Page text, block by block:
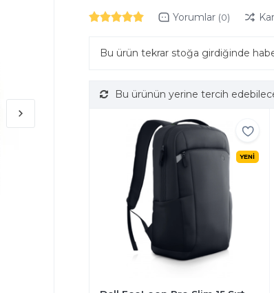
Yorumlar (0)
Bu ürün tekrar stoğa girdiğinde
Bu ürünün yerine tercih
YENİ